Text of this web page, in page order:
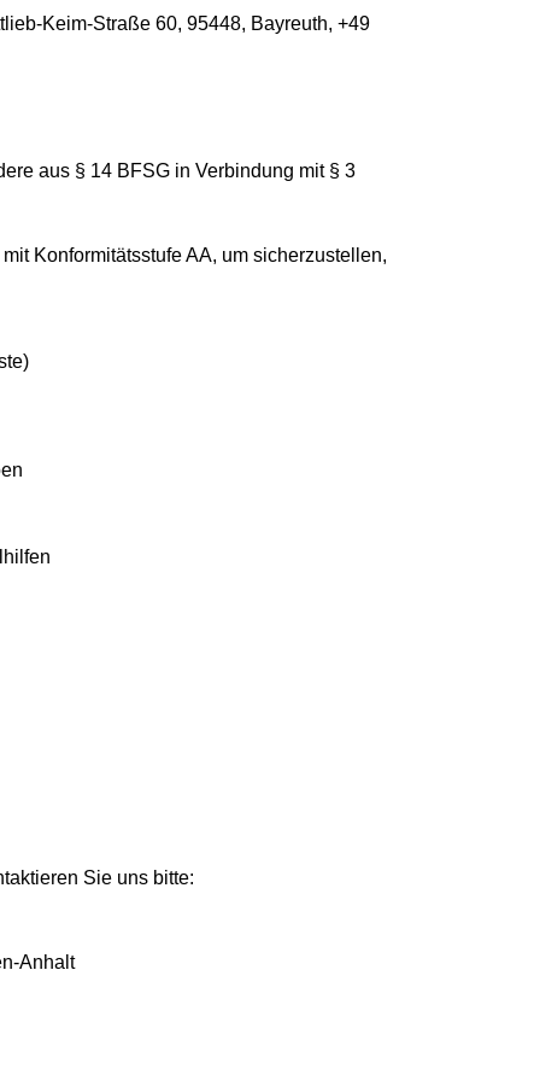
Keim-Straße 60, 95448, Bayreuth, +49
aus § 14 BFSG in Verbindung mit § 3
Konformitätsstufe AA, um sicherzustellen,
Sie uns bitte:
Anhalt